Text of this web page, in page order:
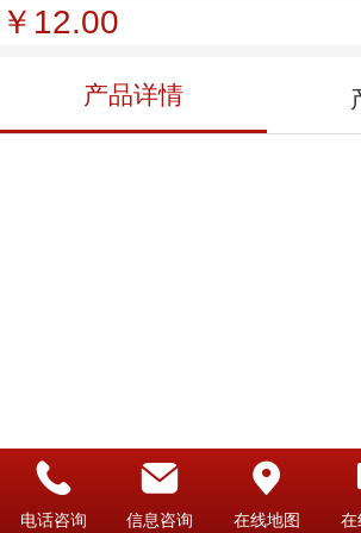
￥12.00
产品详情
电话咨询 信息咨询 在线地图 在